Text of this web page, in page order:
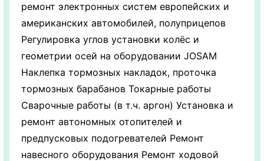
ремонт электронных систем европейских и
американских автомобилей, полуприцепов
Регулировка углов установки колёс и
геометрии осей на оборудовании JOSAM
Наклепка тормозных накладок, проточка
тормозных барабанов Токарные работы
Сварочные работы (в т.ч. аргон) Установка и
ремонт автономных отопителей и
предпусковых подогревателей Ремонт
навесного оборудования Ремонт ходовой